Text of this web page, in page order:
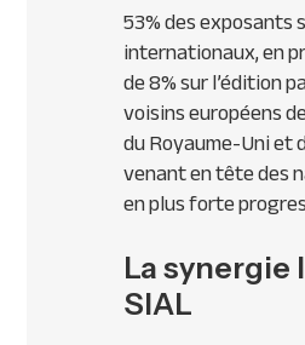
53% des exposants
internationaux, en
de 8% sur l’édition
voisins européens
du Royaume-Uni et
venant en tête des
en plus forte
La synergie
SIAL